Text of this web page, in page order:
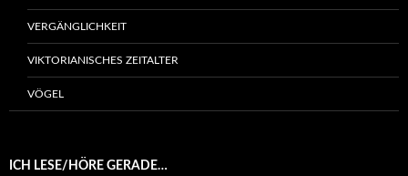
VERGÄNGLICHKEIT
VIKTORIANISCHES ZEITALTER
VÖGEL
ICH LESE/HÖRE GERADE…